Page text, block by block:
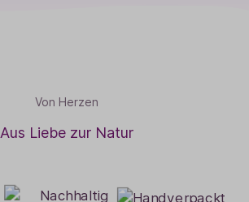
Von Herzen
Aus Liebe zur Natur